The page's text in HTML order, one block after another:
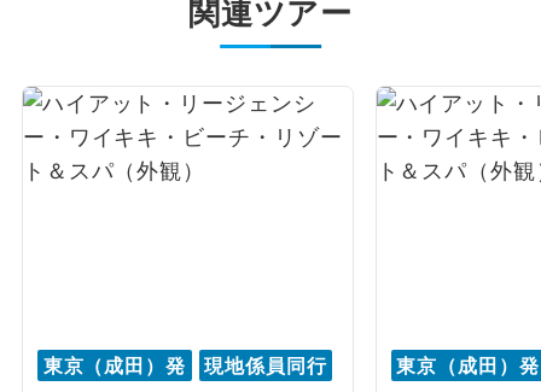
関連ツアー
東京（成田）発 現地係員同行 東京（成田）発